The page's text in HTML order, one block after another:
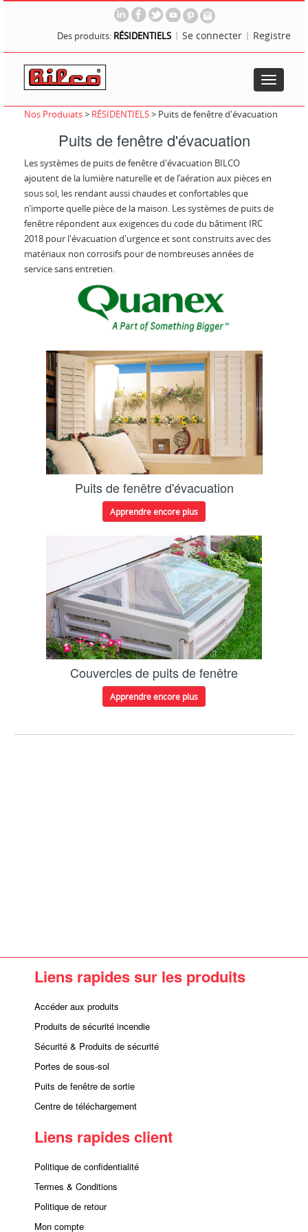
Des produits: RÉSIDENTIELS Se connecter Registre
Toggle
Nos Produiats> RÉSIDENTIELS> Puits de fenêtre d'évacuation
Puits de fenêtre d'évacuation
Les systèmes de puits de fenêtre d'évacuation BILCO
ajoutent de la lumière naturelle et de l’aération aux pièces en
sous sol, les rendant aussi chaudes et confortables que
n’importe quelle pièce de la maison. Les systèmes de puits de
fenêtre répondent aux exigences du code du bâtiment IRC
2018 pour l'évacuation d'urgence et sont construits avec des
matériaux non corrosifs pour de nombreuses années de
service sans entretien.
Puits de fenêtre d'évacuation
Apprendre encore plus
Couvercles de puits de fenêtre
Apprendre encore plus
Liens rapides sur les produits
Accéder aux produits
Produits de sécurité incendie
Sécurité & Produits de sécurité
Portes de sous-sol
Puits de fenêtre de sortie
Centre de téléchargement
Liens rapides client
Politique de confidentialité
Termes & Conditions
Politique de retour
Mon compte